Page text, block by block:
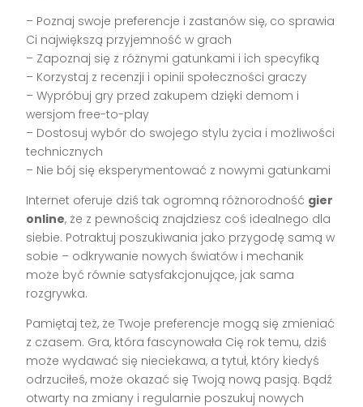
– Poznaj swoje preferencje i zastanów się, co sprawia
Ci największą przyjemność w grach
– Zapoznaj się z różnymi gatunkami i ich specyfiką
– Korzystaj z recenzji i opinii społeczności graczy
– Wypróbuj gry przed zakupem dzięki demom i
wersjom free-to-play
– Dostosuj wybór do swojego stylu życia i możliwości
technicznych
– Nie bój się eksperymentować z nowymi gatunkami
Internet oferuje dziś tak ogromną różnorodność gier
online, że z pewnością znajdziesz coś idealnego dla
siebie. Potraktuj poszukiwania jako przygodę samą w
sobie – odkrywanie nowych światów i mechanik
może być równie satysfakcjonujące, jak sama
rozgrywka.
Pamiętaj też, że Twoje preferencje mogą się zmieniać
z czasem. Gra, która fascynowała Cię rok temu, dziś
może wydawać się nieciekawa, a tytuł, który kiedyś
odrzuciłeś, może okazać się Twoją nową pasją. Bądź
otwarty na zmiany i regularnie poszukuj nowych